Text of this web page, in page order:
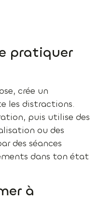
pratiquer
crée un
les distractions.
puis utilise des
ou des
des séances
dans ton état
à